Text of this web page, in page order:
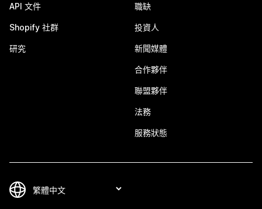
API 文件
Shopify 社群
研究
職缺
投資人
新聞媒體
合作夥伴
聯盟夥伴
法務
服務狀態